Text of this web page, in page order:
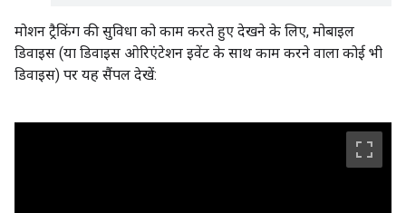
मोशन ट्रैकिंग की सुविधा को काम करते हुए देखने के लिए, मोबाइल
डिवाइस (या डिवाइस ओरिएंटेशन इवेंट के साथ काम करने वाला कोई भी
डिवाइस) पर यह सैंपल देखें: